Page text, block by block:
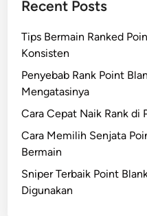
Recent Posts
Tips Bermain Ranked
Konsisten
Penyebab Rank Point
Mengatasinya
Cara Cepat Naik Rank di
Cara Memilih Senjata
Bermain
Sniper Terbaik Point
Digunakan